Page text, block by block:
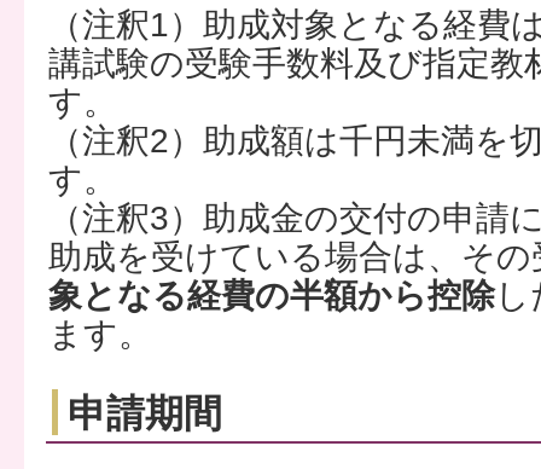
（注釈1）助成対象となる経費
講試験の受験手数料及び指定
す。
（注釈2）助成額は千円未満を
す。
（注釈3）助成金の交付の申請
助成を受けている場合は、そ
象となる経費の半額から控除し
ます。
申請期間